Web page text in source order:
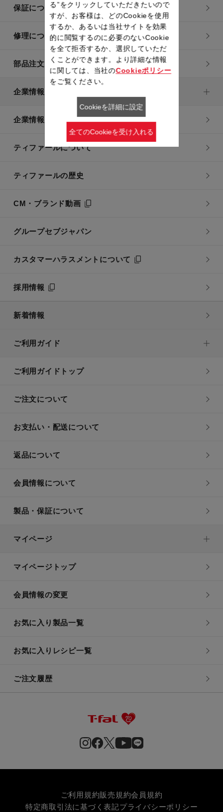
保証について
修理について
部品注文について
企業情報
企業情報トップ
ティファールについて
ティファールの歴史
CM・ブランド動画
グループセブジャパン
カスタマーハラスメントについて
採用情報
新着情報
ご利用ガイド
ご利用ガイドトップ
ご注文について
お支払い・配送について
返品について
会員情報について
製品・保証について
マイページ
マイページトップ
会員情報の変更
お気に入り製品一覧
お気に入りレシピ一覧
ご注文履歴
ご利用規約販売規約会員規約
特定商取引法に基づく表記プライバシーポリシー
る”をクリックしていただきたいので
すが、お客様は、どのCookieを使用
するか、あるいは当社サイトを効果
的に閲覧するのに必要のないCookie
を全て拒否するか、選択していただ
くことができます。より詳細な情報
に関しては、当社のCookieポリシー
をご覧ください。
Cookieを詳細に設定
全てのCookieを受け入れる